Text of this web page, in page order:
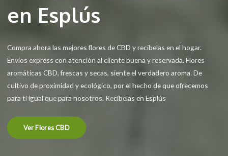
en Esplús
Compra ahora las mejores flores de CBD y recíbelas en el hogar.
Envíos express con atención al cliente buena y reservada. Flores
aromáticas CBD, frescas y secas, siente el verdadero aroma. De
cultivo de proximidad y ecológico, por el hecho de que ofrecemos
para ti igual que para nosotros. Recíbelas en Esplús
Ver Flores CBD